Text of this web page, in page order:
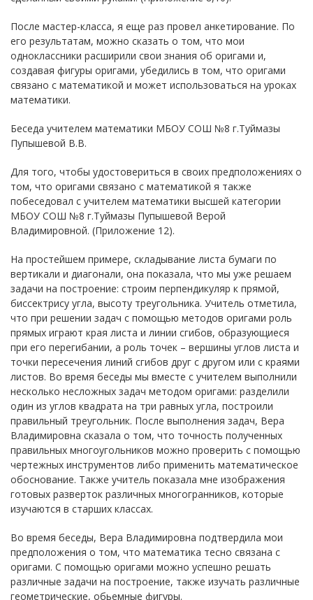
После мастер-класса, я еще раз провел анкетирование. По
его результатам, можно сказать о том, что мои
одноклассники расширили свои знания об оригами и,
создавая фигуры оригами, убедились в том, что оригами
связано с математикой и может использоваться на уроках
математики.
Беседа учителем математики МБОУ СОШ №8 г.Туймазы
Пупышевой В.В.
Для того, чтобы удостовериться в своих предположениях о
том, что оригами связано с математикой я также
побеседовал с учителем математики высшей категории
МБОУ СОШ №8 г.Туймазы Пупышевой Верой
Владимировной. (Приложение 12).
На простейшем примере, складывание листа бумаги по
вертикали и диагонали, она показала, что мы уже решаем
задачи на построение: строим перпендикуляр к прямой,
биссектрису угла, высоту треугольника. Учитель отметила,
что при решении задач с помощью методов оригами роль
прямых играют края листа и линии сгибов, образующиеся
при его перегибании, а роль точек – вершины углов листа и
точки пересечения линий сгибов друг с другом или с краями
листов. Во время беседы мы вместе с учителем выполнили
несколько несложных задач методом оригами: разделили
один из углов квадрата на три равных угла, построили
правильный треугольник. После выполнения задач, Вера
Владимировна сказала о том, что точность полученных
правильных многоугольников можно проверить с помощью
чертежных инструментов либо применить математическое
обоснование. Также учитель показала мне изображения
готовых разверток различных многогранников, которые
изучаются в старших классах.
Во время беседы, Вера Владимировна подтвердила мои
предположения о том, что математика тесно связана с
оригами. С помощью оригами можно успешно решать
различные задачи на построение, также изучать различные
геометрические, обьемные фигуры.